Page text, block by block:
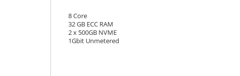
8 Core
32 GB ECC RAM
2 x 500GB NVME
1Gbit Unmetered